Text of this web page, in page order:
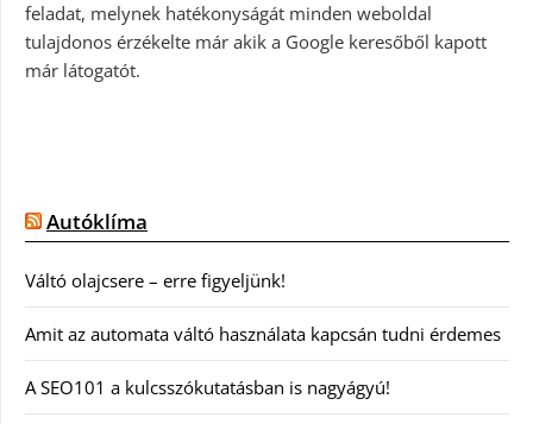
feladat, melynek hatékonyságát minden weboldal
tulajdonos érzékelte már akik a Google keresőből kapott
már látogatót.
Autóklíma
Váltó olajcsere – erre figyeljünk!
Amit az automata váltó használata kapcsán tudni érdemes
A SEO101 a kulcsszókutatásban is nagyágyú!